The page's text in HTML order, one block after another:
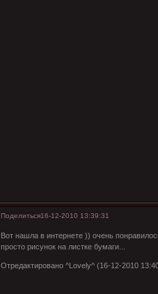
Поделиться16-12-2010 13:39:31
Вот нашла в интернете )) очень
просто рисунок на листке бумаги...
Отредактировано ^Lovely^ (16-12-2010